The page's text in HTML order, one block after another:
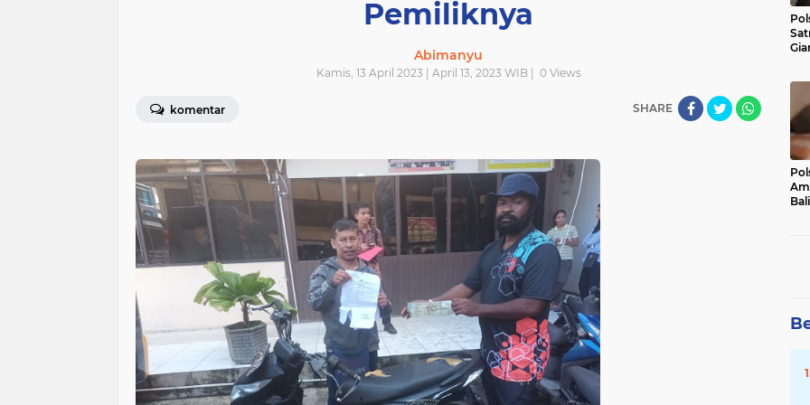
Pemiliknya
Abimanyu
Kamis, 13 April 2023 | April 13, 2023 WIB | 0Views
komentar SHARE